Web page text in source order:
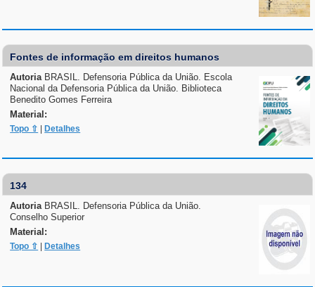
Fontes de informação em direitos humanos
Autoria BRASIL. Defensoria Pública da União. Escola
Nacional da Defensoria Pública da União. Biblioteca
Benedito Gomes Ferreira
Material:
Topo ⇧ Detalhes
134
Autoria BRASIL. Defensoria Pública da União.
Conselho Superior
Material:
Topo ⇧ Detalhes